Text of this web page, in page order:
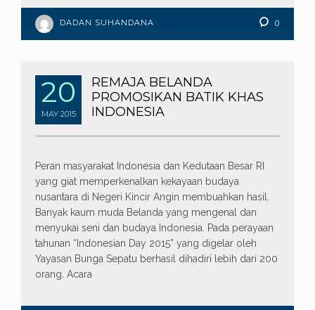
DADAN SUHANDANA 0
20
MAY 2015
REMAJA BELANDA
PROMOSIKAN BATIK KHAS
INDONESIA
Peran masyarakat Indonesia dan Kedutaan Besar RI
yang giat memperkenalkan kekayaan budaya
nusantara di Negeri Kincir Angin membuahkan hasil.
Banyak kaum muda Belanda yang mengenal dan
menyukai seni dan budaya Indonesia. Pada perayaan
tahunan “Indonesian Day 2015” yang digelar oleh
Yayasan Bunga Sepatu berhasil dihadiri lebih dari 200
orang. Acara